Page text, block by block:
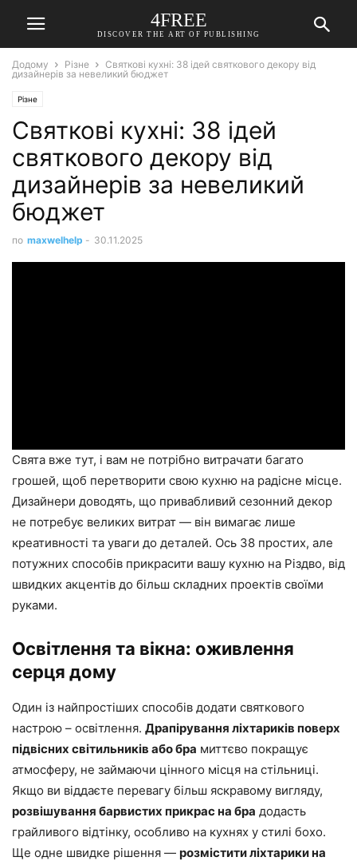
4FREE
DISCOVER THE ART OF PUBLISHING
Додому Різне
Святкові кухні: 38 ідей святкового декору від
дизайнерів за невеликий бюджет
Різне
Святкові кухні: 38 ідей
святкового декору від
дизайнерів за невеликий
бюджет
по maxwelhelp - 30.11.2025
Свята вже тут, і вам не потрібно витрачати багато
грошей, щоб перетворити свою кухню на радісне місце.
Дизайнери доводять, що привабливий сезонний декор
не потребує великих витрат — він вимагає лише
креативності та уваги до деталей. Ось 38 простих, але
потужних способів прикрасити вашу кухню на Різдво, від
швидких акцентів до більш складних проектів своїми
руками.
Освітлення та вікна: оживлення
серця дому
Один із найпростіших способів додати святкового
настрою – освітлення. Драпірування ліхтариків поверх
підвісних світильників або бра миттєво покращує
атмосферу, не займаючи цінного місця на стільниці.
Якщо ви віддаєте перевагу більш яскравому вигляду,
розвішування барвистих прикрас на бра додасть
грайливого відтінку, особливо на кухнях у стилі бохо.
Ще одне швидке рішення — розмістити ліхтарики на